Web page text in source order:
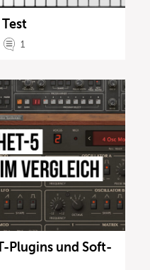
1
Plugins und Soft-